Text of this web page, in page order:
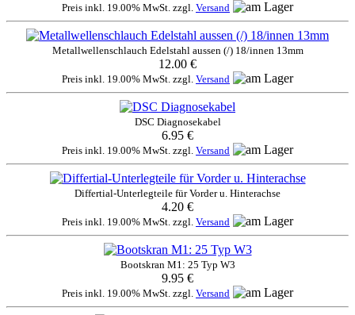
Preis inkl. 19.00% MwSt. zzgl. Versand
Metallwellenschlauch Edelstahl aussen (/) 18/innen 13mm
12.00 €
Preis inkl. 19.00% MwSt. zzgl. Versand
DSC Diagnosekabel
6.95 €
Preis inkl. 19.00% MwSt. zzgl. Versand
Differtial-Unterlegteile für Vorder u. Hinterachse
4.20 €
Preis inkl. 19.00% MwSt. zzgl. Versand
Bootskran M1: 25 Typ W3
9.95 €
Preis inkl. 19.00% MwSt. zzgl. Versand